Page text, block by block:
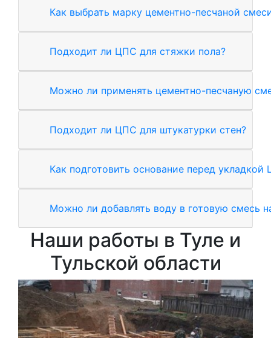
Как выбрать марку цементно-песчаной
Подходит ли ЦПС для стяжки пола?
Можно ли применять цементно-песчаную
Подходит ли ЦПС для штукатурки стен?
Как подготовить основание перед укладкой
Можно ли добавлять воду в готовую смесь
Наши работы в Туле и
Тульской области